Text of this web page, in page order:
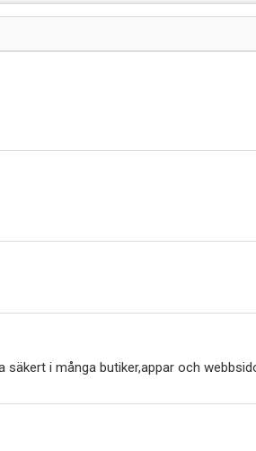
säkert i många butiker,appar och